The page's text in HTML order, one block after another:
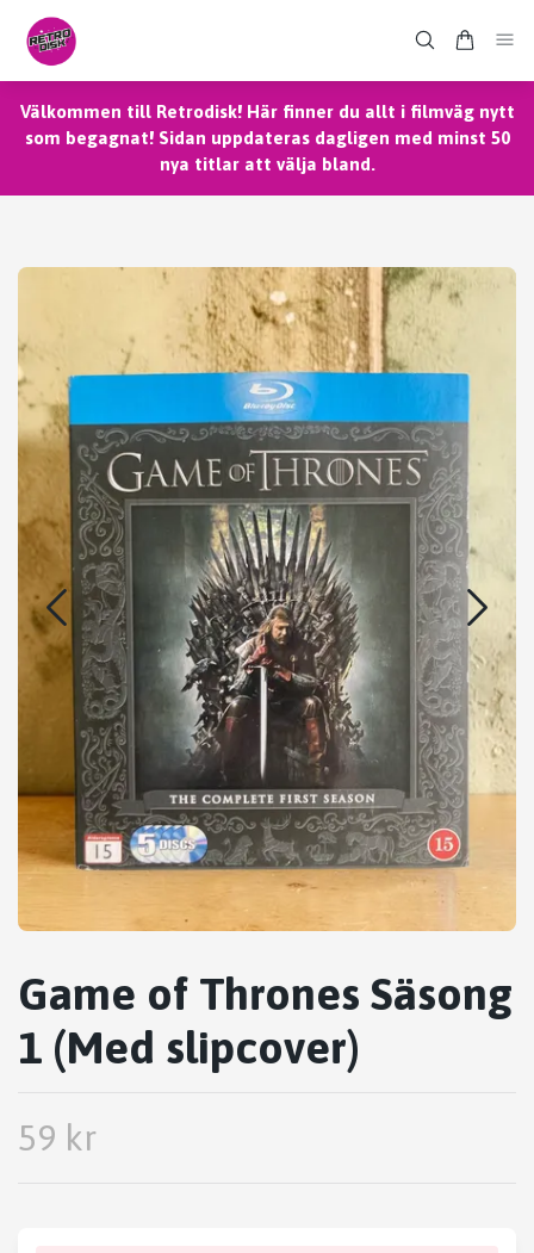
Välkommen till Retrodisk! Här finner du allt i filmväg nytt
som begagnat! Sidan uppdateras dagligen med minst 50
nya titlar att välja bland.
Game of Thrones Säsong
1 (Med slipcover)
59 kr